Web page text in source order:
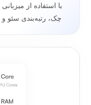
چک، رتبه‌بندی سئو